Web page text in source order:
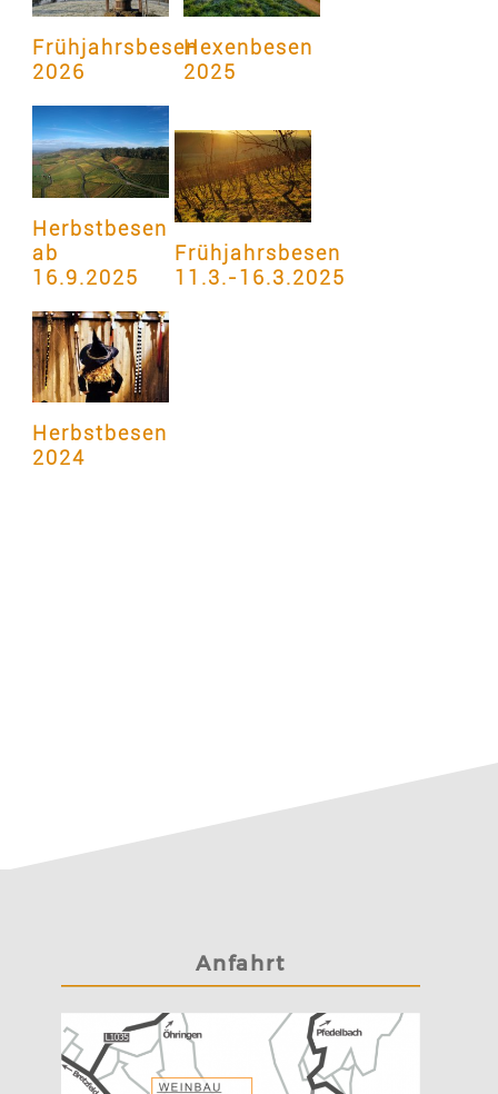
Frühjahrsbesen
2026
Hexenbesen
2025
Herbstbesen
ab
16.9.2025
Frühjahrsbesen
11.3.-16.3.2025
Herbstbesen
2024
Anfahrt